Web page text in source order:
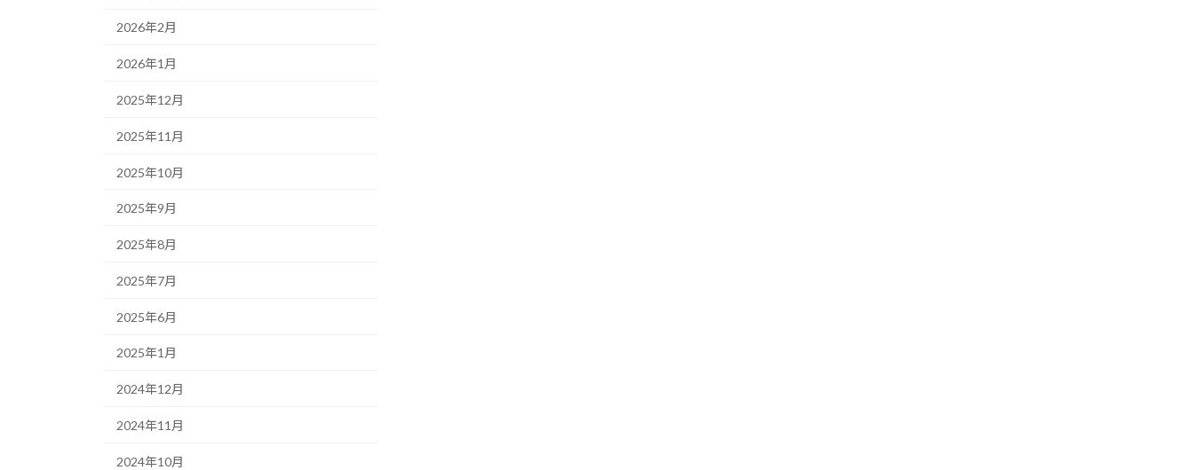
2026年2月
2026年1月
2025年12月
2025年11月
2025年10月
2025年9月
2025年8月
2025年7月
2025年6月
2025年1月
2024年12月
2024年11月
2024年10月